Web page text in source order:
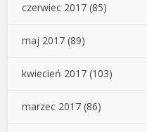
czerwiec 2017 (85)
maj 2017 (89)
kwiecień 2017 (103)
marzec 2017 (86)